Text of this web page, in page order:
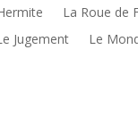
La Roue de
Jugement Le